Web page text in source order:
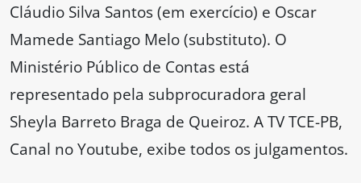
Cláudio Silva Santos (em exercício) e Oscar
Mamede Santiago Melo (substituto). O
Ministério Público de Contas está
representado pela subprocuradora geral
Sheyla Barreto Braga de Queiroz. A TV TCE-PB,
Canal no Youtube, exibe todos os julgamentos.